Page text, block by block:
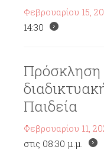
Φεβρουαρίου 15,
14:30
Πρόσκληση
Παιδεία
Φεβρουαρίου 11,
στις 08:30 μ.μ.